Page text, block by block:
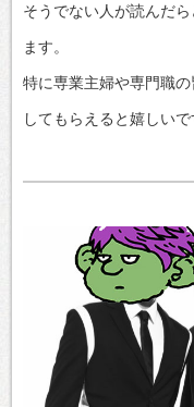
そうでない人が読んだ
ます。
特に専業主婦や専門職
してもらえると嬉しいで